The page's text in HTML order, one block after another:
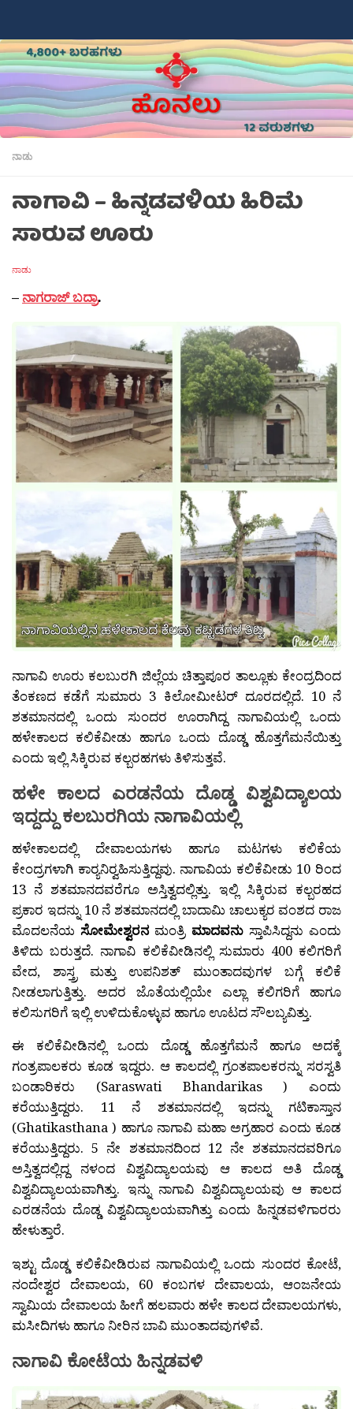
ನಾಡು
ನಾಗಾವಿ – ಹಿನ್ನಡವಳಿಯ ಹಿರಿಮೆ
ಸಾರುವ ಊರು
ನಾಡು
– ನಾಗರಾಜ್ ಬದ್ರಾ.
ನಾಗಾವಿ ಊರು ಕಲಬುರಗಿ ಜಿಲ್ಲೆಯ ಚಿತ್ತಾಪೂರ ತಾಲ್ಲೂಕು ಕೇಂದ್ರದಿಂದ
ತೆಂಕಣದ ಕಡೆಗೆ ಸುಮಾರು 3 ಕಿಲೋಮೀಟರ್ ದೂರದಲ್ಲಿದೆ. 10 ನೆ
ಶತಮಾನದಲ್ಲಿ ಒಂದು ಸುಂದರ ಊರಾಗಿದ್ದ ನಾಗಾವಿಯಲ್ಲಿ ಒಂದು
ಹಳೇಕಾಲದ ಕಲಿಕೆವೀಡು ಹಾಗೂ ಒಂದು ದೊಡ್ಡ ಹೊತ್ತಗೆಮನೆಯಿತ್ತು
ಎಂದು ಇಲ್ಲಿ ಸಿಕ್ಕಿರುವ ಕಲ್ಬರಹಗಳು ತಿಳಿಸುತ್ತವೆ.
ಹಳೇ ಕಾಲದ ಎರಡನೆಯ ದೊಡ್ಡ ವಿಶ್ವವಿದ್ಯಾಲಯ
ಇದ್ದದ್ದು ಕಲಬುರಗಿಯ ನಾಗಾವಿಯಲ್ಲಿ
ಹಳೇಕಾಲದಲ್ಲಿ ದೇವಾಲಯಗಳು ಹಾಗೂ ಮಟಗಳು ಕಲಿಕೆಯ
ಕೇಂದ್ರಗಳಾಗಿ ಕಾರ‍್ಯನಿರ‍್ವಹಿಸುತ್ತಿದ್ದವು. ನಾಗಾವಿಯ ಕಲಿಕೆವೀಡು 10 ರಿಂದ
13 ನೆ ಶತಮಾನದವರೆಗೂ ಅಸ್ತಿತ್ವದಲ್ಲಿತ್ತು. ಇಲ್ಲಿ ಸಿಕ್ಕಿರುವ ಕಲ್ಬರಹದ
ಪ್ರಕಾರ ಇದನ್ನು 10 ನೆ ಶತಮಾನದಲ್ಲಿ ಬಾದಾಮಿ ಚಾಲುಕ್ಯರ ವಂಶದ ರಾಜ
ಮೊದಲನೆಯಸೋಮೇಶ್ವರನಮಂತ್ರಿ ಮಾದವನುಸ್ತಾಪಿಸಿದ್ದನು ಎಂದು
ತಿಳಿದು ಬರುತ್ತದೆ. ನಾಗಾವಿ ಕಲಿಕೆವೀಡಿನಲ್ಲಿ ಸುಮಾರು 400 ಕಲಿಗರಿಗೆ
ವೇದ, ಶಾಸ್ತ್ರ ಮತ್ತು ಉಪನಿಶತ್ ಮುಂತಾದವುಗಳ ಬಗ್ಗೆ ಕಲಿಕೆ
ನೀಡಲಾಗುತ್ತಿತ್ತು. ಅದರ ಜೊತೆಯಲ್ಲಿಯೇ ಎಲ್ಲಾ ಕಲಿಗರಿಗೆ ಹಾಗೂ
ಕಲಿಸುಗರಿಗೆ ಇಲ್ಲಿ ಉಳಿದುಕೊಳ್ಳುವ ಹಾಗೂ ಊಟದ ಸೌಲಬ್ಯವಿತ್ತು.
ಈ ಕಲಿಕೆವೀಡಿನಲ್ಲಿ ಒಂದು ದೊಡ್ಡ ಹೊತ್ತಗೆಮನೆ ಹಾಗೂ ಅದಕ್ಕೆ
ಗಂತ್ರಪಾಲಕರು ಕೂಡ ಇದ್ದರು. ಆ ಕಾಲದಲ್ಲಿ ಗ್ರಂತಪಾಲಕರನ್ನು ಸರಸ್ವತಿ
ಬಂಡಾರಿಕರು (Saraswati Bhandarikas ) ಎಂದು
ಕರೆಯುತ್ತಿದ್ದರು. 11 ನೆ ಶತಮಾನದಲ್ಲಿ ಇದನ್ನು ಗಟಿಕಾಸ್ತಾನ
(Ghatikasthana ) ಹಾಗೂ ನಾಗಾವಿ ಮಹಾ ಅಗ್ರಹಾರ ಎಂದು ಕೂಡ
ಕರೆಯುತ್ತಿದ್ದರು. 5 ನೇ ಶತಮಾನದಿಂದ 12 ನೇ ಶತಮಾನದವರಿಗೂ
ಅಸ್ತಿತ್ವದಲ್ಲಿದ್ದ ನಳಂದ ವಿಶ್ವವಿದ್ಯಾಲಯವು ಆ ಕಾಲದ ಅತಿ ದೊಡ್ಡ
ವಿಶ್ವವಿದ್ಯಾಲಯವಾಗಿತ್ತು. ಇನ್ನು ನಾಗಾವಿ ವಿಶ್ವವಿದ್ಯಾಲಯವು ಆ ಕಾಲದ
ಎರಡನೆಯ ದೊಡ್ಡ ವಿಶ್ವವಿದ್ಯಾಲಯವಾಗಿತ್ತು ಎಂದು ಹಿನ್ನಡವಳಿಗಾರರು
ಹೇಳುತ್ತಾರೆ.
ಇಶ್ಟು ದೊಡ್ಡ ಕಲಿಕೆವೀಡಿರುವ ನಾಗಾವಿಯಲ್ಲಿ ಒಂದು ಸುಂದರ ಕೋಟೆ,
ನಂದೇಶ್ವರ ದೇವಾಲಯ, 60 ಕಂಬಗಳ ದೇವಾಲಯ, ಆಂಜನೇಯ
ಸ್ವಾಮಿಯ ದೇವಾಲಯ ಹೀಗೆ ಹಲವಾರು ಹಳೇ ಕಾಲದ ದೇವಾಲಯಗಳು,
ಮಸೀದಿಗಳು ಹಾಗೂ ನೀರಿನ ಬಾವಿ ಮುಂತಾದವುಗಳಿವೆ.
ನಾಗಾವಿ ಕೋಟೆಯ ಹಿನ್ನಡವಳಿ